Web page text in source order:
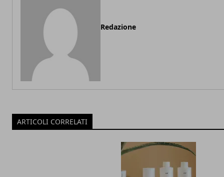
Redazione
ARTICOLI CORRELATI